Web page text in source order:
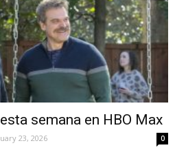
semana en HBO Max
23, 2026 0